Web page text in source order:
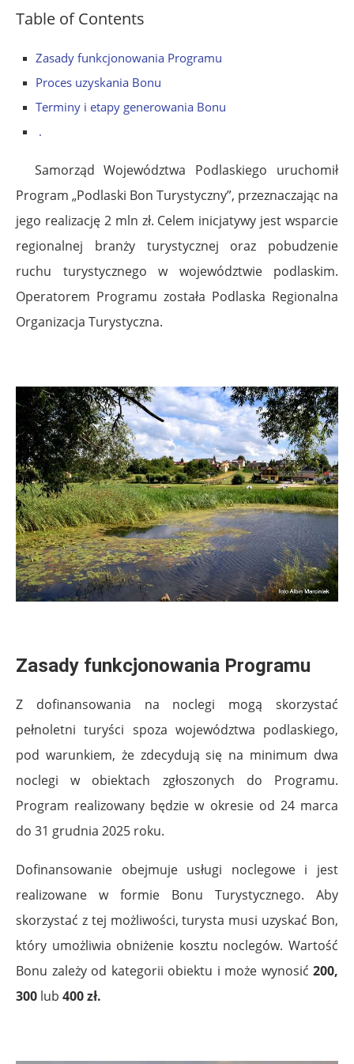
Table of Contents
Zasady funkcjonowania Programu
Proces uzyskania Bonu
Terminy i etapy generowania Bonu
.
Samorząd Województwa Podlaskiego uruchomił
Program „Podlaski Bon Turystyczny”, przeznaczając na
jego realizację 2 mln zł. Celem inicjatywy jest wsparcie
regionalnej branży turystycznej oraz pobudzenie
ruchu turystycznego w województwie podlaskim.
Operatorem Programu została Podlaska Regionalna
Organizacja Turystyczna.
Zasady funkcjonowania Programu
Z dofinansowania na noclegi mogą skorzystać
pełnoletni turyści spoza województwa podlaskiego,
pod warunkiem, że zdecydują się na minimum dwa
noclegi w obiektach zgłoszonych do Programu.
Program realizowany będzie w okresie od 24 marca
do 31 grudnia 2025 roku.
Dofinansowanie obejmuje usługi noclegowe i jest
realizowane w formie Bonu Turystycznego. Aby
skorzystać z tej możliwości, turysta musi uzyskać Bon,
który umożliwia obniżenie kosztu noclegów. Wartość
Bonu zależy od kategorii obiektu i może wynosić 200,
300 lub 400 zł.